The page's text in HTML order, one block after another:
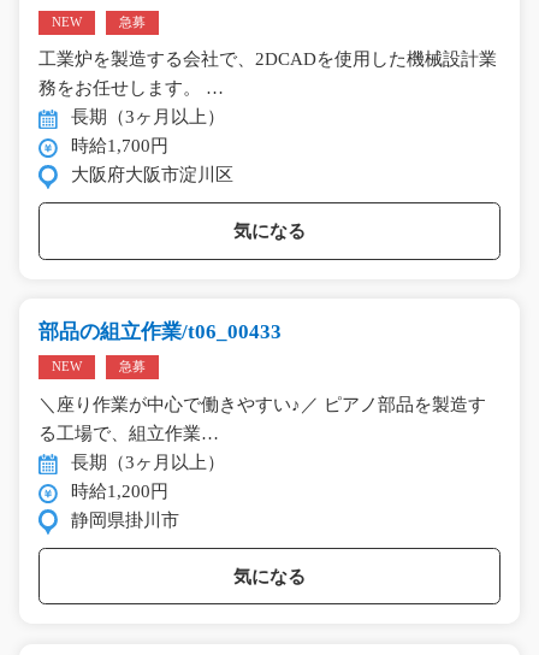
NEW 急募
工業炉を製造する会社で、2DCADを使用した機械設計業
務をお任せします。 …
長期（3ヶ月以上）
時給1,700円
大阪府大阪市淀川区
気になる
部品の組立作業/t06_00433
NEW 急募
＼座り作業が中心で働きやすい♪／ ピアノ部品を製造す
る工場で、組立作業…
長期（3ヶ月以上）
時給1,200円
静岡県掛川市
気になる